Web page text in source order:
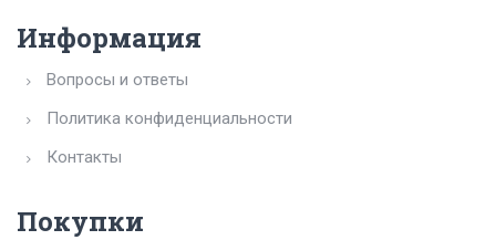
Информация
Вопросы и ответы
Политика конфиденциальности
Контакты
Покупки